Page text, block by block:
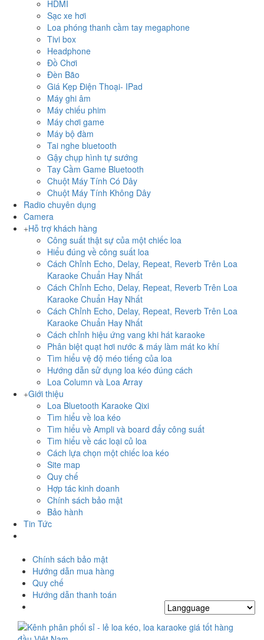
HDMI
Sạc xe hơi
Loa phóng thanh cầm tay megaphone
Tivi box
Headphone
Đồ Chơi
Đèn Bão
Giá Kẹp Điện Thoại- IPad
Máy ghi âm
Máy chiếu phim
Máy chơi game
Máy bộ đàm
Tai nghe bluetooth
Gậy chụp hình tự sướng
Tay Cầm Game Bluetooth
Chuột Máy Tính Có Dây
Chuột Máy Tính Không Dây
Radio chuyên dụng
Camera
Hỗ trợ khách hàng
Công suất thật sự của một chiếc loa
Hiểu đúng về công suất loa
Cách Chỉnh Echo, Delay, Repeat, Reverb Trên Loa
Karaoke Chuẩn Hay Nhất
Cách Chỉnh Echo, Delay, Repeat, Reverb Trên Loa
Karaoke Chuẩn Hay Nhất
Cách Chỉnh Echo, Delay, Repeat, Reverb Trên Loa
Karaoke Chuẩn Hay Nhất
Cách chỉnh hiệu ứng vang khi hát karaoke
Phân biệt quạt hơi nước & máy làm mát ko khí
Tìm hiểu vệ độ méo tiếng của loa
Hướng dẫn sử dụng loa kéo đúng cách
Loa Column và Loa Array
Giới thiệu
Loa Bluetooth Karaoke Qixi
Tìm hiểu về loa kéo
Tìm hiểu về Ampli và board đẩy công suất
Tìm hiểu về các loại củ loa
Cách lựa chọn một chiếc loa kéo
Site map
Quy chế
Hợp tác kinh doanh
Chính sách bảo mật
Bảo hành
Tin Tức
Chính sách bảo mật
Hướng dẫn mua hàng
Quy chế
Hướng dẫn thanh toán